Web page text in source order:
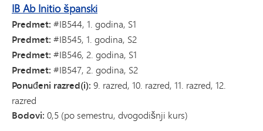
IB Ab Initio španski
Predmet: #IB544, 1. godina, S1
Predmet: #IB545, 1. godina, S2
Predmet: #IB546, 2. godina, S1
Predmet: #IB547, 2. godina, S2
Ponuđeni razred(i): 9. razred, 10. razred, 11. razred, 12.
razred
Bodovi: 0,5 (po semestru, dvogodišnji kurs)